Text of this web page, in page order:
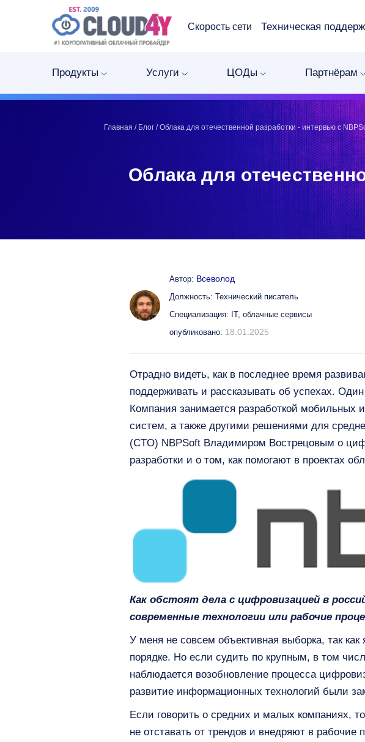
Скорость сети Техническая
Продукты Услуги ЦОДы Партнёрам
Главная / Блог /Облака для отечественной разработки - интервью с
Облака для
Автор: Всеволод
Должность: Технический писатель
Специализация: IT, облачные сервисы
опубликовано: 18.01.2025
Telegram
Твитнуть
LinkedIn
Отрадно видеть, как в последнее время
поддерживать и рассказывать об успехах.
Компания занимается разработкой мобильных
систем, а также другими решениями для
(CTO) NBPSoft Владимиром Вострецовым о
разработки и о том, как помогают в проектах
Как обстоят дела с цифровизацией в
современные технологии или рабочие
У меня не совсем объективная выборка, так
порядке. Но если судить по крупным, в том
наблюдается возобновление процесса
развитие информационных технологий были
Если говорить о средних и малых компаниях,
не отставать от трендов и внедряют в
Telegram
Твитнуть
LinkedIn